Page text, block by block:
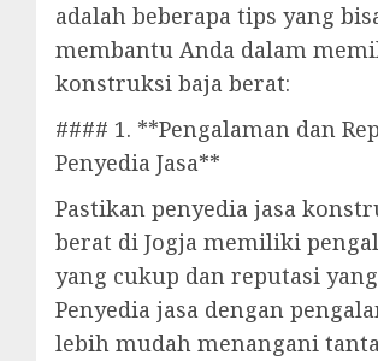
adalah beberapa tips yang
membantu Anda dalam
konstruksi baja berat:
#### 1. **Pengalaman dan
Penyedia Jasa**
Pastikan penyedia jasa
berat di Jogja memiliki
yang cukup dan reputasi
Penyedia jasa dengan
lebih mudah menangani